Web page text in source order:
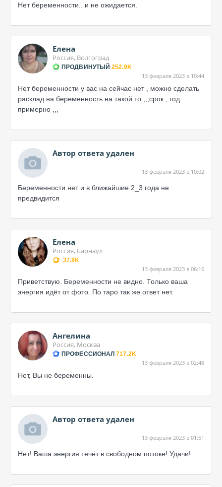
Нет беременности.. и не ожидается.
Елена
Россия, Волгоград
ПРОДВИНУТЫЙ 252.9K
13 февраля 2023 в 10:44
Нет беременности у вас на сейчас нет , можно сделать
расклад на беременность на такой то ,,,срок , год
примерно ,,,
Автор ответа удален
13 февраля 2023 в 10:02
Беременности нет и в ближайшие 2_3 года не
предвидится
Елена
Россия, Барнаул
37.8K
13 февраля 2023 в 06:16
Приветствую. Беременности не видно. Только ваша
энергия идёт от фото. По таро так же ответ нет.
Ангелина
Россия, Москва
ПРОФЕССИОНАЛ 717.2K
13 февраля 2023 в 02:48
Нет, Вы не беременны.
Автор ответа удален
13 февраля 2023 в 01:51
Нет! Ваша энергия течёт в свободном потоке! Удачи!